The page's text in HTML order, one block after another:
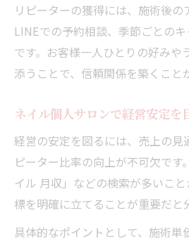
リピーターの獲得には、施術後の
LINEでの予約相談、季節ごとの
です。お客様一人ひとりの好みや
添うことで、信頼関係を築くこと
ネイル個人サロンで経営安定を
経営の安定を図るには、売上の見
ピーター比率の向上が不可欠です
イル 月収」などの検索が多いこ
標を明確に立てることが重要だと
具体的なポイントとして、施術単